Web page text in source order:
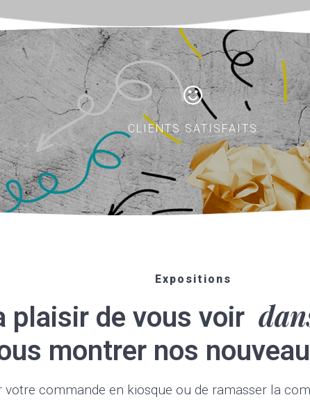
CLIENTS SATISFAITS
Expositions
plaisir de vous voir
montrer nos
votre commande en kiosque ou de ramasser la